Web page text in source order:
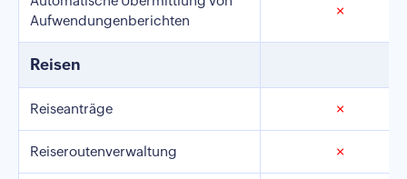
Aufwendungenberichten
✗
Reisen
Reiseanträge ✗
Reiseroutenverwaltung ✗